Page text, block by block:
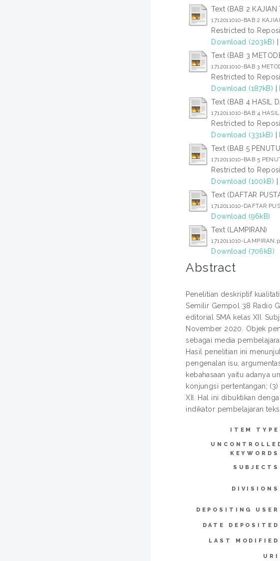
Text (BAB 2 KAJIAN
1712011010-BAB 2
Restricted to
Download (203kB) |
Text (BAB 3
1712011010-BAB 3
Restricted to
Download (187kB) |
Text (BAB 4 HASIL
1712011010-BAB 4
Restricted to
Download (331kB) |
Text (BAB 5
1712011010-BAB 5
Restricted to
Download (100kB) |
Text (DAFTAR
1712011010-DAFTAR
Download (96kB)
Text (LAMPIRAN)
1712011010-
Download (706kB)
Abstract
Penelitian deskriptif
Semilir Gempol 38 Radio
editorial SMA kelas XII.
November 2020. Objek
sebagai media
Hasil penelitian ini
pengenalan isu,
kebahasaan yaitu adanya
konjungsi pertentangan;
XII. Hal ini dibuktikan
indikator pembelajaran teks
ITEM
DEPOSITING
DATE
LAST